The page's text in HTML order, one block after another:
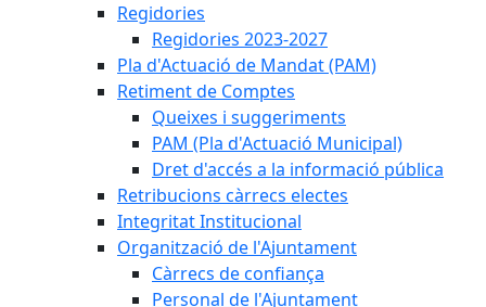
Regidories
Regidories 2023-2027
Pla d'Actuació de Mandat (PAM)
Retiment de Comptes
Queixes i suggeriments
PAM (Pla d'Actuació Municipal)
Dret d'accés a la informació pública
Retribucions càrrecs electes
Integritat Institucional
Organització de l'Ajuntament
Càrrecs de confiança
Personal de l'Ajuntament